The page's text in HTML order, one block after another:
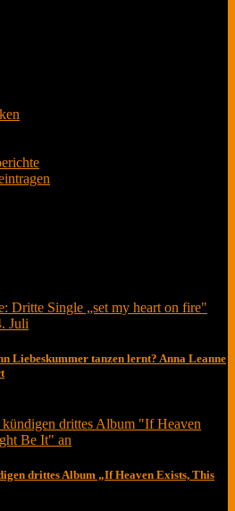
Liebeskummer tanzen lernt? Anna Leanne
drittes Album „If Heaven Exists, This